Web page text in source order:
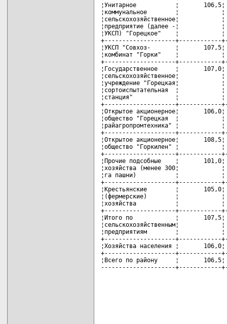
¦Унитарное           ¦       106,5¦
¦коммунальное        ¦
¦сельскохозяйственное¦
¦предприятие (далее -¦
¦УКСП) "Горецкое"    ¦
+--------------------+------------
¦УКСП "Совхоз-       ¦
¦комбинат "Горки"    ¦
+--------------------+------------
¦Государственное     ¦
¦сельскохозяйственное¦
¦учреждение "Горецкая¦
¦сортоиспытательная  ¦
¦станция"            ¦
+--------------------+------------
¦Открытое акционерное¦
¦общество "Горецкая  ¦
¦райагропромтехника" ¦
+--------------------+------------
¦Открытое акционерное¦
¦общество "Горкилен" ¦
+--------------------+------------
¦Прочие подсобные    ¦
¦хозяйства (менее 300¦
¦га пашни)           ¦
+--------------------+------------
¦Крестьянские        ¦
¦(фермерские)        ¦
¦хозяйства           ¦
+--------------------+------------
¦Итого по            ¦       107,5¦
¦сельскохозяйственным¦
¦предприятиям        ¦
+--------------------+------------
¦Хозяйства населения ¦
+--------------------+------------
¦Всего по району     ¦
---------------------+------------